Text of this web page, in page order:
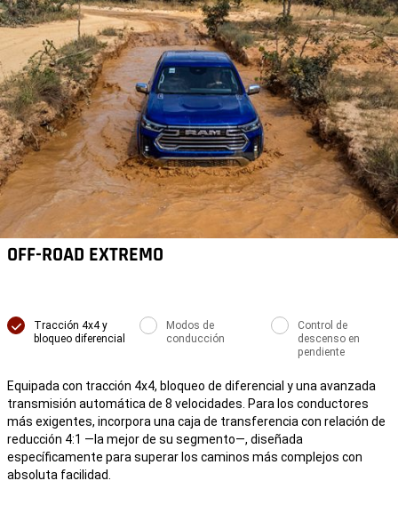
OFF-ROAD EXTREMO
Tracción 4x4 y
bloqueo diferencial
Modos de
conducción
Control de
descenso en
pendiente
Equipada con tracción 4x4, bloqueo de diferencial y una avanzada
transmisión automática de 8 velocidades. Para los conductores
más exigentes, incorpora una caja de transferencia con relación de
reducción 4:1 —la mejor de su segmento—, diseñada
específicamente para superar los caminos más complejos con
absoluta facilidad.